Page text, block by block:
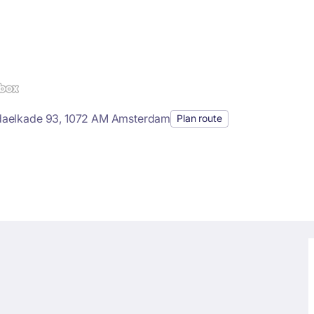
93, 1072 AM Amsterdam Plan route